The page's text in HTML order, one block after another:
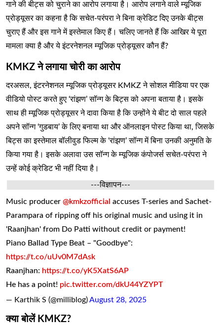
गाने की बीट्स को चुराने का आरोप लगाया है। आरोप लगाने वाले म्यूजिक
प्रोड्यूसर का कहना है कि सचेत-परंपरा ने बिना क्रेडिट दिए उनके बीट्स
चुराए हैं और इस गाने में इस्तेमाल किए हैं। चलिए जानते हैं कि आखिर ये पूरा
मामला क्या है और ये इंटरनेशनल म्यूजिक प्रोड्यूसर कौन हैं?
KMKZ ने लगाया चोरी का आरोप
दरअसल, इंटरनेशनल म्यूजिक प्रोड्यूसर KMKZ ने सोशल मीडिया पर एक
वीडियो पोस्ट करते हुए ‘रांझण’ सॉन्ग के बिट्स को अपना बताया है। इसके
साथ ही म्यूजिक प्रोड्यूसर ने दावा किया है कि उन्होंने ये बीट दो साल पहले
अपने सॉन्ग ‘गुडबाय’ के लिए बनाया था और ऑनलाइन पोस्ट किया था, जिसके
बिट्स का इस्तेमाल बॉलीवुड फिल्म के ‘रांझण’ सॉन्ग में बिना उनकी अनुमति के
किया गया है। इसके अलावा उस सॉन्ग के म्यूजिक कंपोजर्स सचेत-परंपरा ने
उन्हें कोई क्रेडिट भी नहीं दिया है।
---विज्ञापन---
Music producer @kmkzofficial accuses T-series and Sachet-
Parampara of ripping off his original music and using it in
'Raanjhan' from Do Patti without credit or payment!
Piano Ballad Type Beat – "Goodbye":
https://t.co/uUv0M7dAsk
Raanjhan: https://t.co/yK5XatS6AP
He has a point! pic.twitter.com/dkU44YZYPT
— Karthik S (@milliblog)August 28, 2025
क्या बोलें KMKZ?